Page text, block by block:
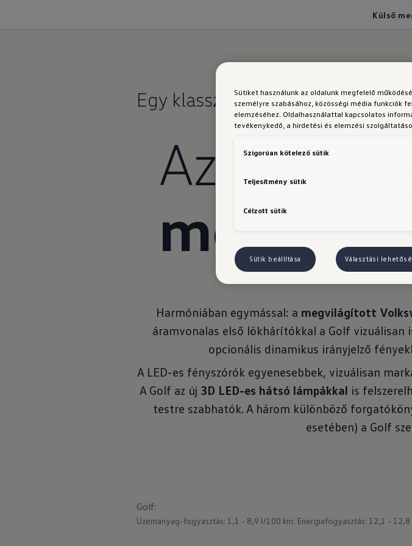
Külső
Egy klasszikusúj megjelenéssel
Az új Golf
Harmóniában egymással: a megvilágított
áramvonalas első lökhárítókkal a Golf vizuálisan
opcionális dinamikus irányjelző
A LED-es fényszórók egyenesebbek, vizuálisan
A Golf az új 3D LED-es hátsó lámpákkal is
testre szabhatók. A három különböző
esetében) a Golf
Golf:
Üzemanyag-fogyasztás: 1,1 - 8,9 l/100 km. Energiafogyasztás: 12,1 -
Sütiket használunk az oldalunk megfelelő
személyre szabásához, közösségi média funkciók
elemzéséhez. Oldalhasználattal kapcsolatos
tevékenykedő, a hirdetési és elemzési
Szigorúan kötelező sütik
Teljesítmény sütik
Célzott sütik
Sütik beállítása Választási